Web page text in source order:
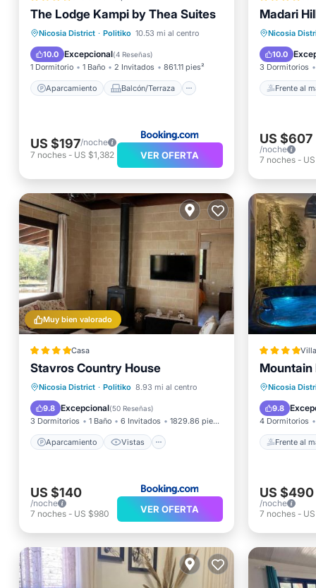
The Lodge Kampi by Thea Suites
Nicosia District · Politiko 10.53 mi al centro
10.0 Excepcional(4 Reseñas)
1 Dormitorio 1 Baño 2 Invitados 861.11 pies²
Aparcamiento Balcón/Terraza
Aparcamiento
Balcón/Terraza
Internet
Deportes/Actividades
US $197/noche
7 noches - US $1,382 VER OFERTA
Madari
Nicosia
10.0
3 Dormitorios
Frente al
Frente
Bañera
US $607
/noche
7 noches-
Muy bien valorado
Casa
Stavros Country House
Nicosia District · Politiko 8.93 mi al centro
9.8 Excepcional(50 Reseñas)
3 Dormitorios 1 Baño 6 Invitados 1829.86 pies²
Aparcamiento Vistas
Aparcamiento
Vistas
Aire acondicionado
Se admiten mascotas
US $140
/noche
7 noches - US $980 VER OFERTA
Villa
Mountain
Nicosia
9.8
4 Dormitorios
Frente al
Frente
Bañera
US $490
/noche
7 noches-